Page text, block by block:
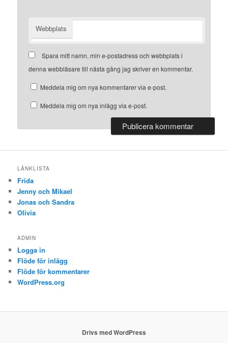
Webbplats
Spara mitt namn, min e-postadress och webbplats i
denna webbläsare till nästa gång jag skriver en kommentar.
Meddela mig om nya kommentarer via e-post.
Meddela mig om nya inlägg via e-post.
LÄNKLISTA
Frida
Jenny och Mikael
Jonas och Sandra
Olivia
ADMIN
Logga in
Flöde för inlägg
Flöde för kommentarer
WordPress.org
Drivs med WordPress